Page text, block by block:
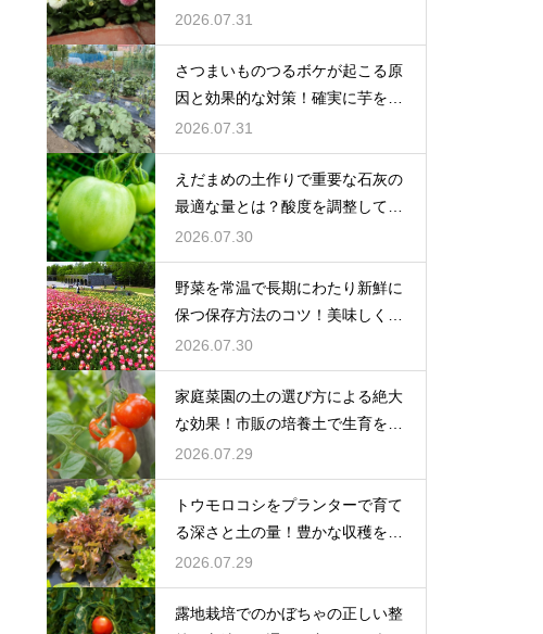
び方
2026.07.31
さつまいものつるボケが起こる原
因と効果的な対策！確実に芋を肥
大化
2026.07.31
えだまめの土作りで重要な石灰の
最適な量とは？酸度を調整して生
育を促す
2026.07.30
野菜を常温で長期にわたり新鮮に
保つ保存方法のコツ！美味しく食
べ切る
2026.07.30
家庭菜園の土の選び方による絶大
な効果！市販の培養土で生育を劇
的に改善
2026.07.29
トウモロコシをプランターで育て
る深さと土の量！豊かな収穫を目
指す
2026.07.29
露地栽培でのかぼちゃの正しい整